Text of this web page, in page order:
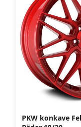
PKW konkave